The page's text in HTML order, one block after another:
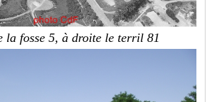
la fosse 5, à droite le terril 81